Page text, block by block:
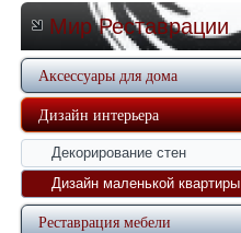
Мир Реставрации
Аксессуары для дома
Дизайн интерьера
Декорирование стен
Дизайн маленькой квартиры
Реставрация мебели